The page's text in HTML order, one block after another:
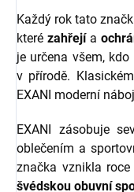
Každý rok tato
které zahřejí a
je určena všem,
v přírodě.
EXANI moderní
EXANI zásobuje
oblečením a
značka vznikla
švédskou obuvní